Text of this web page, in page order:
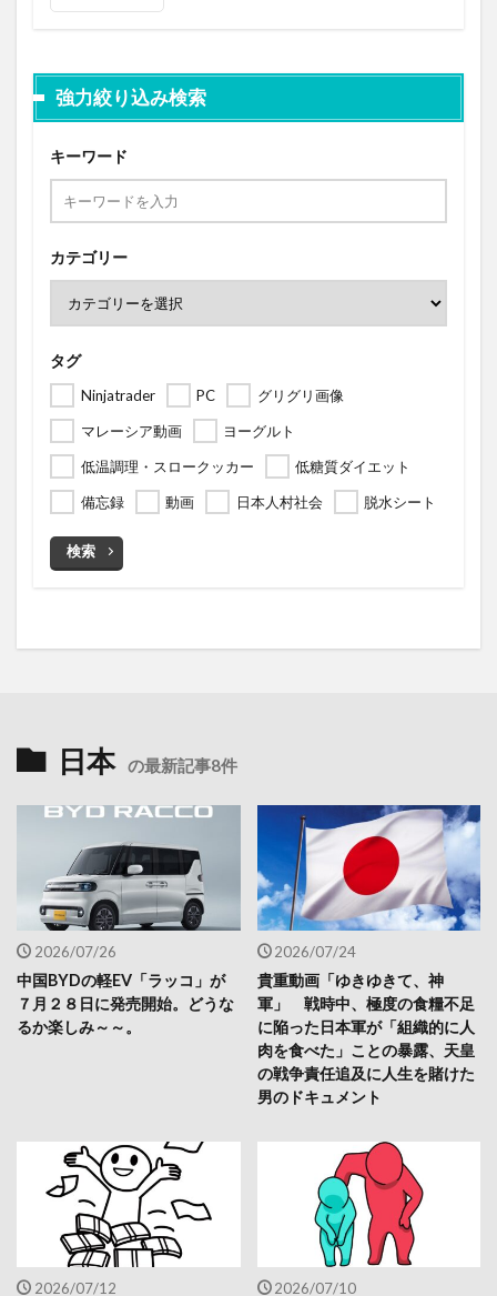
強力絞り込み検索
キーワード
カテゴリー
タグ
Ninjatrader PC
グリグリ画像
マレーシア動画
ヨーグルト
低温調理・スロークッカー
低糖質ダイエット
備忘録
動画 日本人村社会 脱水シート
検索
日本 の最新記事8件
2026/07/26
中国BYDの軽EV「ラッコ」が
７月２８日に発売開始。どうな
るか楽しみ～～。
2026/07/24
貴重動画「ゆきゆきて、神
軍」 戦時中、極度の食糧不足
に陥った日本軍が「組織的に人
肉を食べた」ことの暴露、天皇
の戦争責任追及に人生を賭けた
男のドキュメント
2026/07/12 2026/07/10